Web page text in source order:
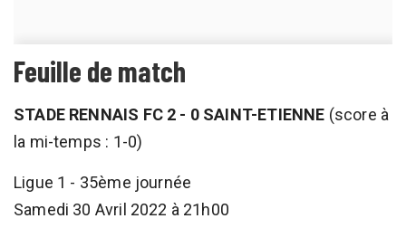
Feuille de match
STADE RENNAIS FC 2 - 0 SAINT-ETIENNE (score à
la mi-temps : 1-0)
Ligue 1 - 35ème journée
Samedi 30 Avril 2022 à 21h00